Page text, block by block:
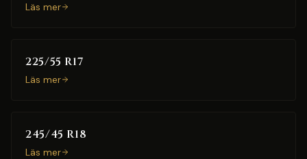
Läs mer
225/55 R17
Läs mer
245/45 R18
Läs mer